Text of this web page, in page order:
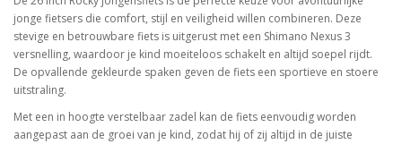
jonge fietsers die comfort, stijl en veiligheid willen combineren. Deze
stevige en betrouwbare fiets is uitgerust met een Shimano Nexus 3
versnelling, waardoor je kind moeiteloos schakelt en altijd soepel rijdt.
De opvallende gekleurde spaken geven de fiets een sportieve en stoere
uitstraling.
Met een in hoogte verstelbaar zadel kan de fiets eenvoudig worden
aangepast aan de groei van je kind, zodat hij of zij altijd in de juiste